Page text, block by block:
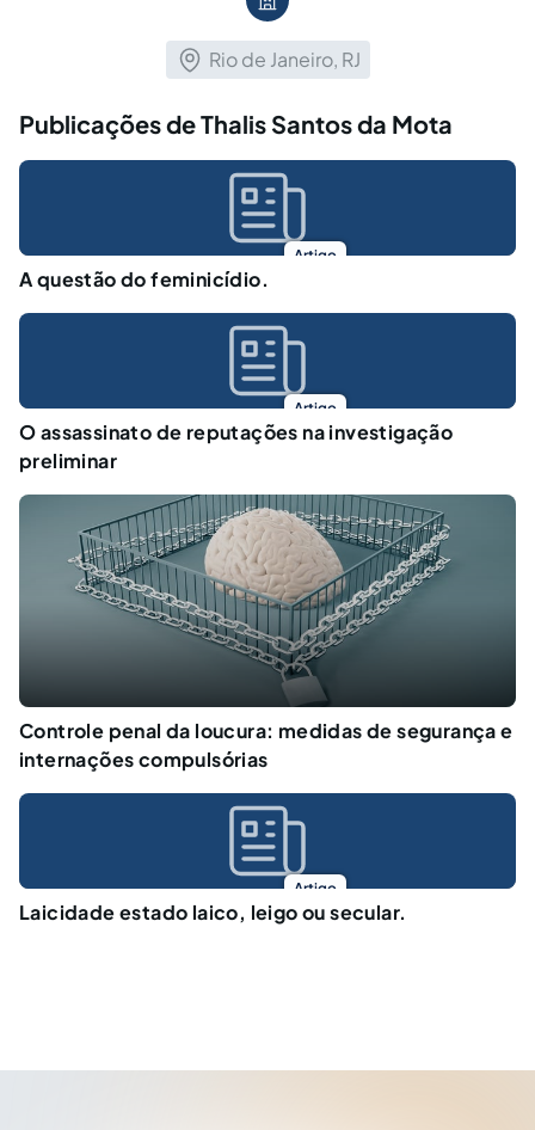
Rio de Janeiro, RJ
Publicações de Thalis Santos da Mota
Artigo
A questão do feminicídio.
Artigo
O assassinato de reputações na investigação
preliminar
Controle penal da loucura: medidas de segurança e
internações compulsórias
Artigo
Laicidade estado laico, leigo ou secular.